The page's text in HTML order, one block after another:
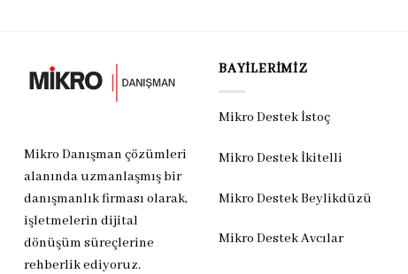
Mikro Danışman çözümleri
alanında uzmanlaşmış bir
danışmanlık firması olarak,
işletmelerin dijital
dönüşüm süreçlerine
rehberlik ediyoruz.
BAYILERIMIZ
Mikro Destek İstoç
Mikro Destek İkitelli
Mikro Destek Beylikdüzü
Mikro Destek Avcılar